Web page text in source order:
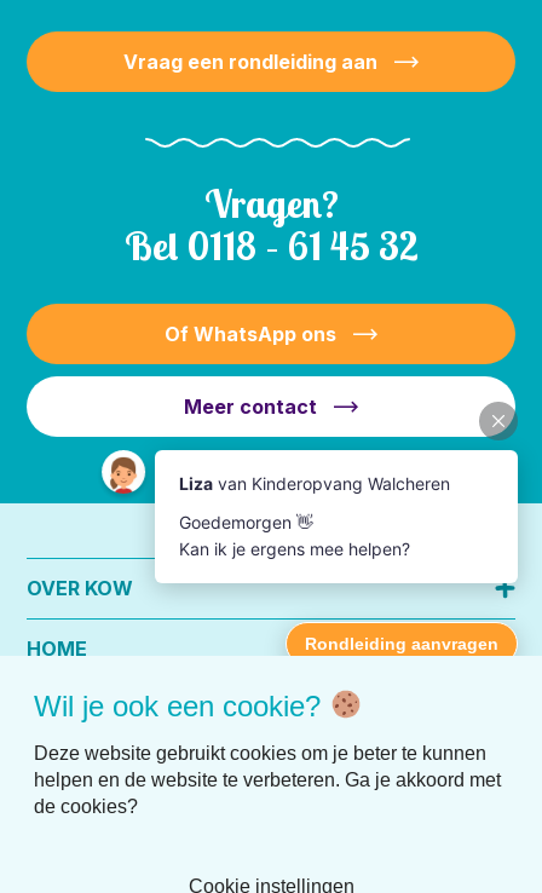
Vraag een rondleiding aan
Vragen?
Bel 0118 – 61 45 32
Of WhatsApp ons
Meer contact
OVER KOW
HOME
PRAKTISCHE INFO
Wil je ook een cookie?
Deze website gebruikt cookies om je beter te kunnen
helpen en de website te verbeteren. Ga je akkoord met
de cookies?
Cookie instellingen